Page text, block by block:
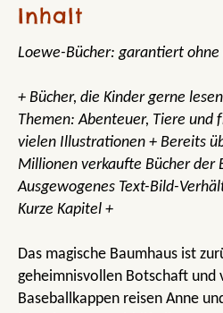
Inhalt
Loewe-Bücher: garantiert ohne
+ Bücher, die Kinder gerne
Themen: Abenteuer, Tiere und
vielen Illustrationen + Bereits
Millionen verkaufte Bücher der
Ausgewogenes Text-Bild-
Kurze Kapitel +
Das magische Baumhaus ist
geheimnisvollen Botschaft und
Baseballkappen reisen Anne